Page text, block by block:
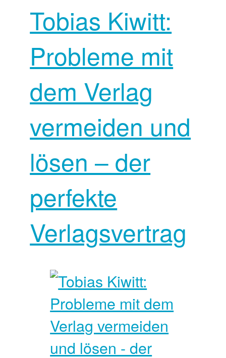
Tobias Kiwitt:
Probleme mit
dem Verlag
vermeiden und
lösen – der
perfekte
Verlagsvertrag